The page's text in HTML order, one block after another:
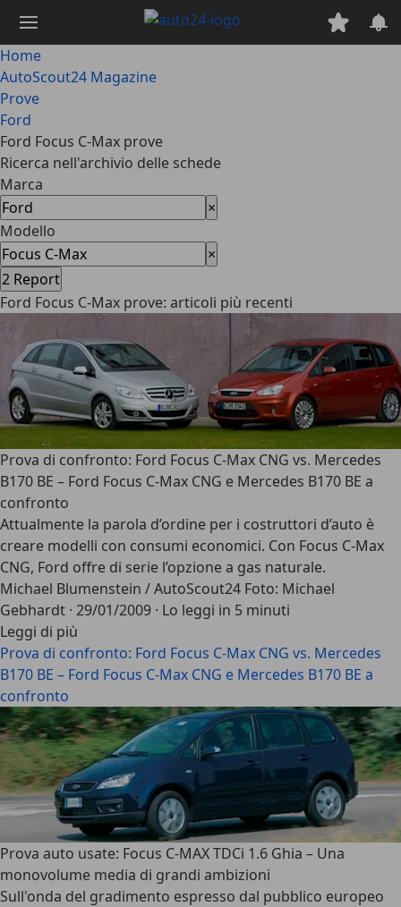
contenuto
principale
Home
AutoScout24 Magazine
Prove
Ford
Ford Focus C-Max prove
Ricerca nell'archivio delle schede
Marca
×
Modello
×
2 Report
Ford Focus C-Max prove: articoli più recenti
Prova di confronto: Ford Focus C-Max CNG vs. Mercedes
B170 BE – Ford Focus C-Max CNG e Mercedes B170 BE a
confronto
Attualmente la parola d’ordine per i costruttori d’auto è
creare modelli con consumi economici. Con Focus C-Max
CNG, Ford offre di serie l’opzione a gas naturale.
Michael Blumenstein / AutoScout24 Foto: Michael
Gebhardt · 29/01/2009 · Lo leggi in 5 minuti
Leggi di più
Prova di confronto: Ford Focus C-Max CNG vs. Mercedes
B170 BE – Ford Focus C-Max CNG e Mercedes B170 BE a
confronto
Prova auto usate: Focus C-MAX TDCi 1.6 Ghia – Una
monovolume media di grandi ambizioni
Sull'onda del gradimento espresso dal pubblico europeo